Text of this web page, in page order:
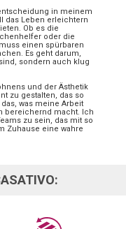
in meinem
das Leben erleichtern
Ob es die
oder die
einen spürbaren
Es geht darum,
sondern auch klug
und der Ästhetik
zu gestalten, das so
was meine Arbeit
bereichernd macht. Ich
zu sein, das mit so
Zuhause eine wahre